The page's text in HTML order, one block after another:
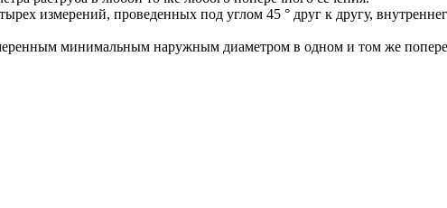
измерений, проведенных под углом 45 ° друг к другу,
минимальным наружным диаметром в одном и том же